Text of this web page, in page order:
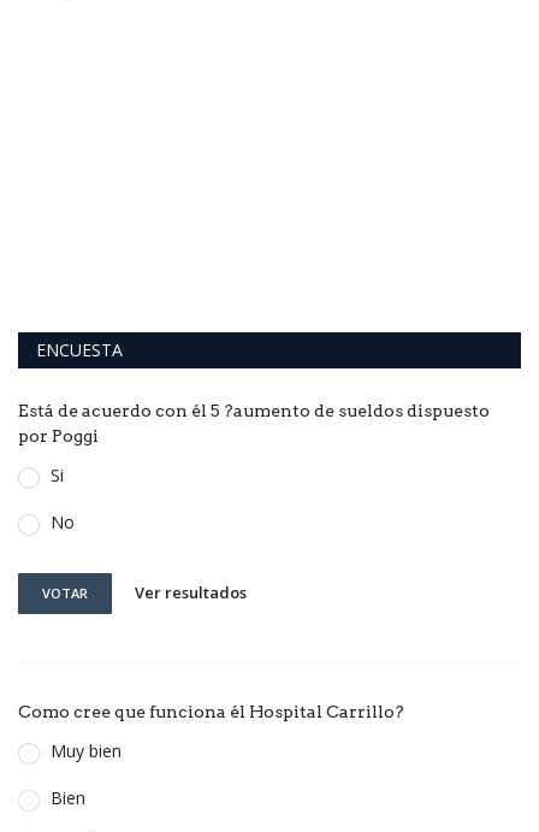
ENCUESTA
Está de acuerdo con él 5 ?aumento de sueldos dispuesto
por Poggi
Si
No
VOTAR Ver resultados
Como cree que funciona él Hospital Carrillo?
Muy bien
Bien